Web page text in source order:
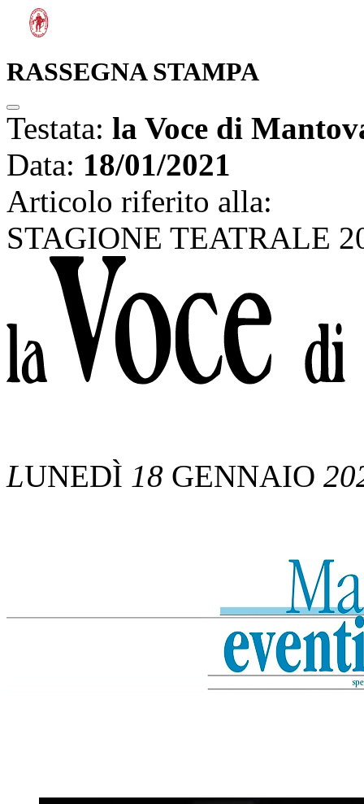
RASSEGNA STAMPA
Testata: la Voce di
Data: 18/01/2021
Articolo riferito alla:
STAGIONE TEATRALE
LUNEDÌ 18 GENNAIO